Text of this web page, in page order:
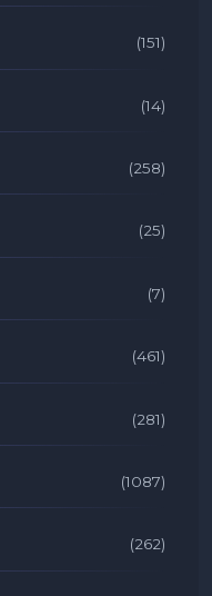
(151)
(14)
(258)
(25)
(7)
(461)
(281)
(1087)
(262)